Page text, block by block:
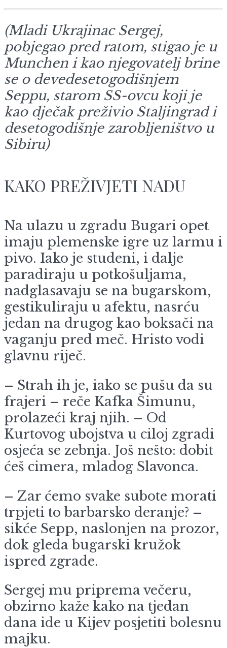
(Mladi Ukrajinac Sergej,
pobjegao pred ratom, stigao je u
Munchen i kao njegovatelj brine
se o devedesetogodišnjem
Seppu, starom SS-ovcu koji je
kao dječak preživio Staljingrad i
desetogodišnje zarobljeništvo u
Sibiru)
KAKO PREŽIVJETI NADU
Na ulazu u zgradu Bugari opet
imaju plemenske igre uz larmu i
pivo. Iako je studeni, i dalje
paradiraju u potkošuljama,
nadglasavaju se na bugarskom,
gestikuliraju u afektu, nasrću
jedan na drugog kao boksači na
vaganju pred meč. Hristo vodi
glavnu riječ.
– Strah ih je, iako se pušu da su
frajeri – reče Kafka Šimunu,
prolazeći kraj njih. – Od
Kurtovog ubojstva u ciloj zgradi
osjeća se zebnja. Još nešto: dobit
ćeš cimera, mladog Slavonca.
– Zar ćemo svake subote morati
trpjeti to barbarsko deranje? –
sikće Sepp, naslonjen na prozor,
dok gleda bugarski kružok
ispred zgrade.
Sergej mu priprema večeru,
obzirno kaže kako na tjedan
dana ide u Kijev posjetiti bolesnu
majku.